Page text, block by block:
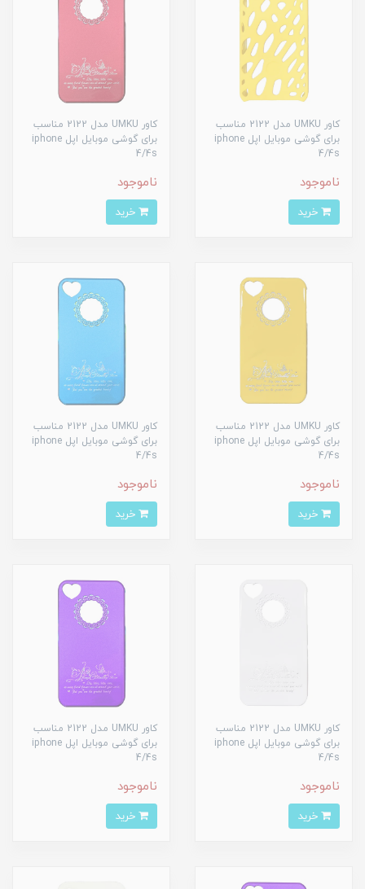
کاور UMKU مدل 2122 مناسب
برای گوشی موبایل اپل iphone
4/4s
ناموجود
کاور UMKU مدل 2122 مناسب
برای گوشی موبایل اپل iphone
4/4s
ناموجود
کاور UMKU مدل 2122 مناسب
برای گوشی موبایل اپل iphone
4/4s
ناموجود
کاور UMKU مدل 2122 مناسب
برای گوشی موبایل اپل iphone
4/4s
ناموجود
کاور UMKU مدل 2122 مناسب
برای گوشی موبایل اپل iphone
4/4s
ناموجود
کاور UMKU مدل 2122 مناسب
برای گوشی موبایل اپل iphone
4/4s
ناموجود